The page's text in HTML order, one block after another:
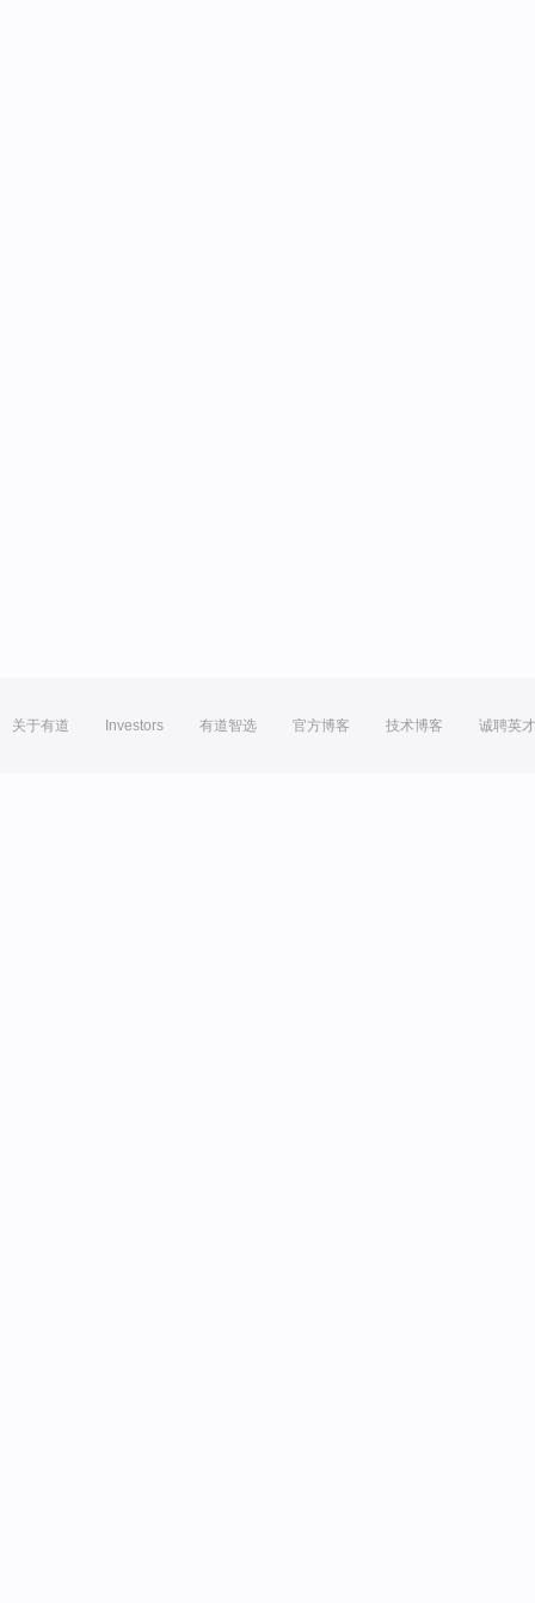
关于有道 Investors 有道智选 官方博客 技术博客 诚聘英才